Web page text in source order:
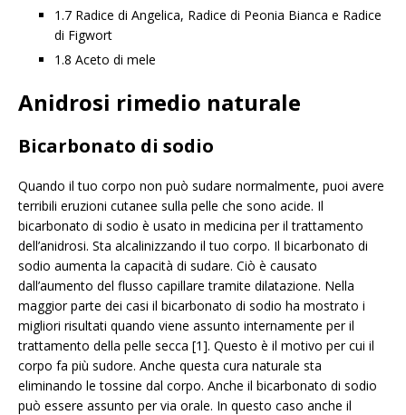
1.7 Radice di Angelica, Radice di Peonia Bianca e Radice
di Figwort
1.8 Aceto di mele
Anidrosi rimedio naturale
Bicarbonato di sodio
Quando il tuo corpo non può sudare normalmente, puoi avere
terribili eruzioni cutanee sulla pelle che sono acide. Il
bicarbonato di sodio è usato in medicina per il trattamento
dell’anidrosi. Sta alcalinizzando il tuo corpo. Il bicarbonato di
sodio aumenta la capacità di sudare. Ciò è causato
dall’aumento del flusso capillare tramite dilatazione. Nella
maggior parte dei casi il bicarbonato di sodio ha mostrato i
migliori risultati quando viene assunto internamente per il
trattamento della pelle secca [1]. Questo è il motivo per cui il
corpo fa più sudore. Anche questa cura naturale sta
eliminando le tossine dal corpo. Anche il bicarbonato di sodio
può essere assunto per via orale. In questo caso anche il